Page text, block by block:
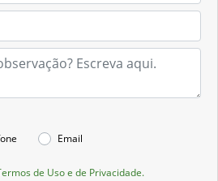
Email
de Uso e de Privacidade.